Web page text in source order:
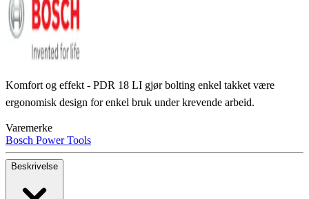
Komfort og effekt - PDR 18 LI gjør bolting enkel takket være
ergonomisk design for enkel bruk under krevende arbeid.
Varemerke
Bosch Power Tools
Beskrivelse